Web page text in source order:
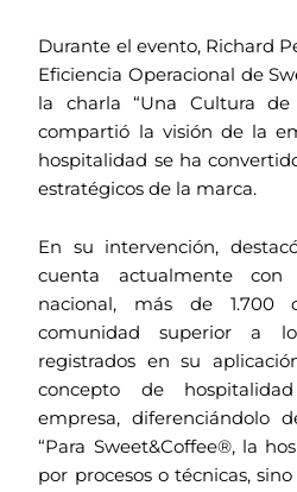
Durante el evento, Richard
Eficiencia Operacional de
la charla “Una Cultura de
compartió la visión de la
hospitalidad se ha
estratégicos de la marca.
En su intervención,
cuenta actualmente
nacional, más de 1.700
comunidad superior a
registrados en su
concepto de
empresa, diferenciándolo
“Para Sweet&Coffee®, la
por procesos o técnicas,